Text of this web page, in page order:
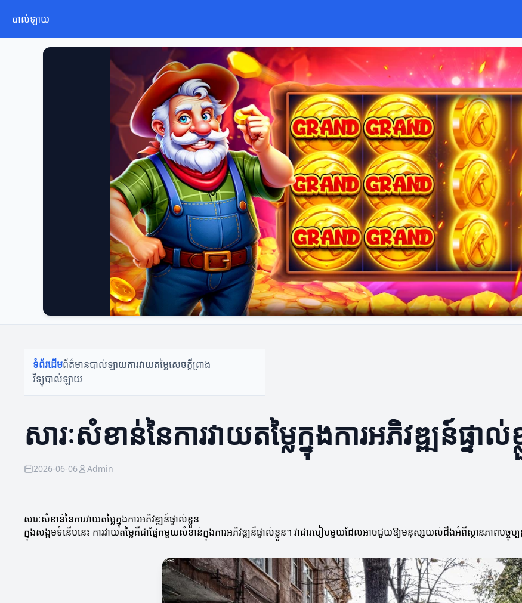
បាល់ឡាយ
ទំព័រដើមព័ត៌មានបាល់ឡាយការវាយតម្លៃសេចក្តីព្រាង
វិទ្យុបាល់ឡាយ
សារៈសំខាន់នៃការវាយតម្លៃក្នុងការអភិវឌ្ឍន៍ផ្ទាល់
2026-06-06 Admin
សារៈសំខាន់នៃការវាយតម្លៃក្នុងការអភិវឌ្ឍន៍ផ្ទាល់ខ្លួន
ក្នុងសង្គមទំនើបនេះ ការវាយតម្លៃគឺជាផ្នែកមួយសំខាន់ក្នុងការអភិវឌ្ឍន៏ផ្ទាល់ខ្លួន។ វាជារបៀបមួយដែលអាចជួយឱ្យមនុស្សយល់ដឹងអំពីស្ថានភាពប